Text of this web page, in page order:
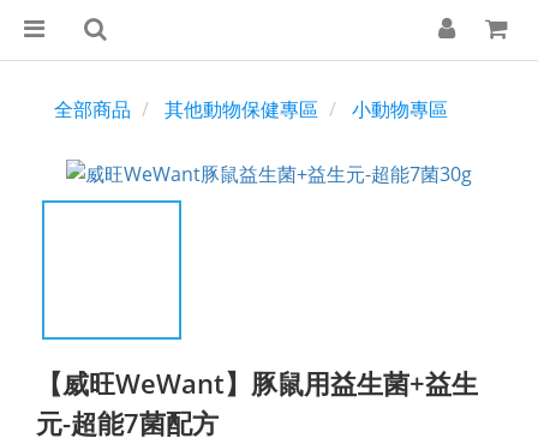
全部商品 其他動物保健專區 小動物專區
【威旺WeWant】豚鼠用益生菌+益生
元-超能7菌配方